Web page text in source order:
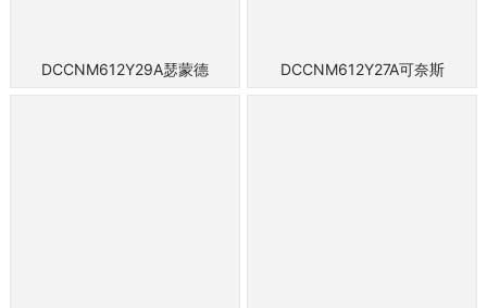
DCCNM612Y29A瑟蒙德 DCCNM612Y27A可奈斯